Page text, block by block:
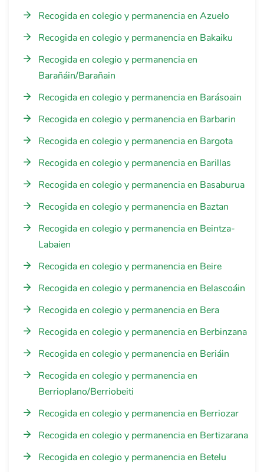
Recogida en colegio y permanencia en Azuelo
Recogida en colegio y permanencia en Bakaiku
Recogida en colegio y permanencia en
Barañáin/Barañain
Recogida en colegio y permanencia en Barásoain
Recogida en colegio y permanencia en Barbarin
Recogida en colegio y permanencia en Bargota
Recogida en colegio y permanencia en Barillas
Recogida en colegio y permanencia en Basaburua
Recogida en colegio y permanencia en Baztan
Recogida en colegio y permanencia en Beintza-
Labaien
Recogida en colegio y permanencia en Beire
Recogida en colegio y permanencia en Belascoáin
Recogida en colegio y permanencia en Bera
Recogida en colegio y permanencia en Berbinzana
Recogida en colegio y permanencia en Beriáin
Recogida en colegio y permanencia en
Berrioplano/Berriobeiti
Recogida en colegio y permanencia en Berriozar
Recogida en colegio y permanencia en Bertizarana
Recogida en colegio y permanencia en Betelu